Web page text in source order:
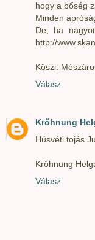
hogy a bőség
Minden
De, ha
http://
Köszi:
Válasz
Krőhnung
Húsvéti tojás
Krőhnung
Válasz